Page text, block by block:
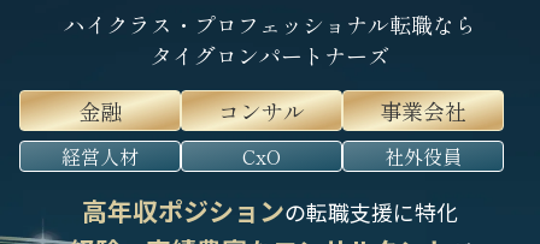
ハイクラス・プロフェッショナル転職なら
タイグロンパートナーズ
金融
コンサル 事業会社
経営人材 CxO 社外役員
高年収ポジションの転職支援に特化